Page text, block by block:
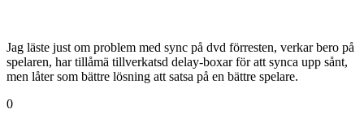
Jag läste just om problem med sync på dvd förresten, verkar bero på
spelaren, har tillåmä tillverkatsd delay-boxar för att synca upp sånt,
men låter som bättre lösning att satsa på en bättre spelare.
0